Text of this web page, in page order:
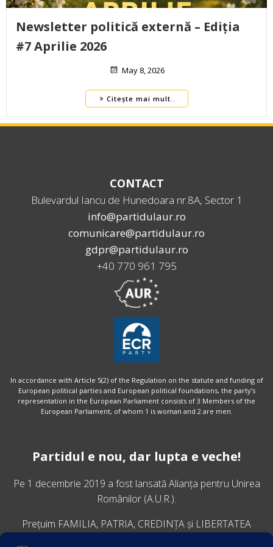
Newsletter politică externă – Ediția
#7 Aprilie 2026
May 8, 2026
Citește mai mult..
CONTACT
Bulevardul Iancu de Hunedoara nr.8A, Sector 1
info@partidulaur.ro
comunicare@partidulaur.ro
gdpr@partidulaur.ro
+40 770 961 795
In accordance with Article 5(2) of the Regulation on the statute and funding of
European political parties and European political foundations, the party’s
representation in the European Parliament consists of 3 Members of the
European Parliament, of whom 1 is woman and 2 are men.
Partidul e nou, dar lupta e veche!
Pe 1 decembrie 2019 a fost lansatăAlianța pentru Unirea
Românilor (A.U.R.).
Prețuim FAMILIA, PATRIA, CREDINȚA și LIBERTATEA